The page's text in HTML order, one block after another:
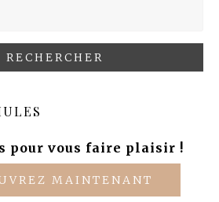
pour vous faire plaisir !
MAINTENANT